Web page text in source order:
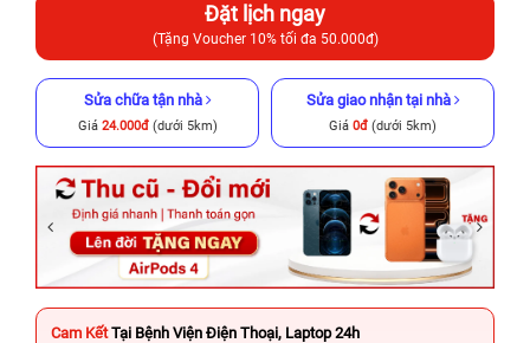
Đặt lịch ngay
(Tặng Voucher 10% tối đa 50.000đ)
Sửa chữa tận nhà
Giá 24.000đ(dưới 5km)
Sửa giao nhận tại nhà
Giá 0đ (dưới 5km)
Cam Kết Tại Bệnh Viện Điện Thoại, Laptop 24h